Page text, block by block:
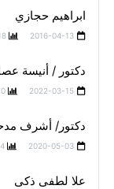
ابراهيم حجازي
2016-04-13
دكتور / أنيسة
2022-03-15
دكتور/ أشرف
2020-05-03
علا لطفى ذكى